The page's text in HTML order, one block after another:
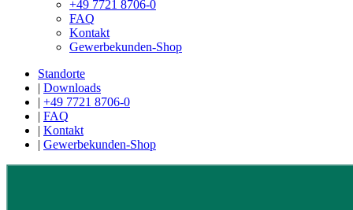
+49 7721 8706-0
FAQ
Kontakt
Gewerbekunden-Shop
Standorte
| Downloads
| +49 7721 8706-0
| FAQ
| Kontakt
| Gewerbekunden-Shop